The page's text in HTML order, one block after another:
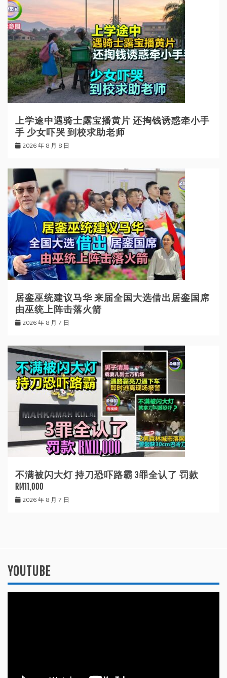
上学途中遇骑士露宝播黄片 还掏钱诱惑牵小手
手 少女吓哭 到校求助老师
2026 年 8 月 8 日
居銮巫统建议马华 来届全国大选借出居銮国席
由巫统上阵击落火箭
2026 年 8 月 7 日
不满被闪大灯 持刀恐吓路霸 3罪全认了 罚款
RM11,000
2026 年 8 月 7 日
YOUTUBE